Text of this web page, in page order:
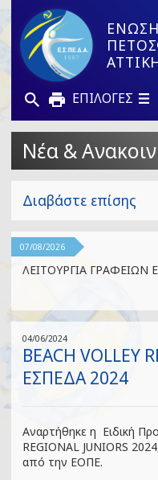
ΕΠΙΛΟΓΕΣ
Νέα &
04/06/2024
BEACH VOLLEY
ΕΣΠΕΔΑ 2024
Αναρτήθηκε η Ειδική
REGIONAL JUNIORS
από την ΕΟΠΕ.
Διαβάστε επίσης
07/08/2026
ΛΕΙΤΟΥΡΓΙΑ ΓΡΑΦΕΙΩΝ